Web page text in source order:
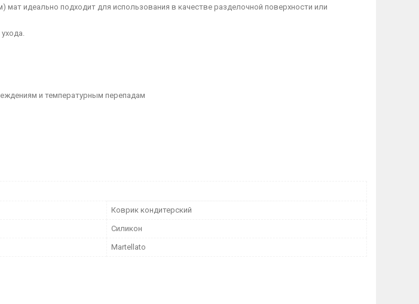
мат идеально подходит для использования в качестве разделочной поверхности или
и температурным перепадам
Коврик кондитерский
Силикон
Martellato